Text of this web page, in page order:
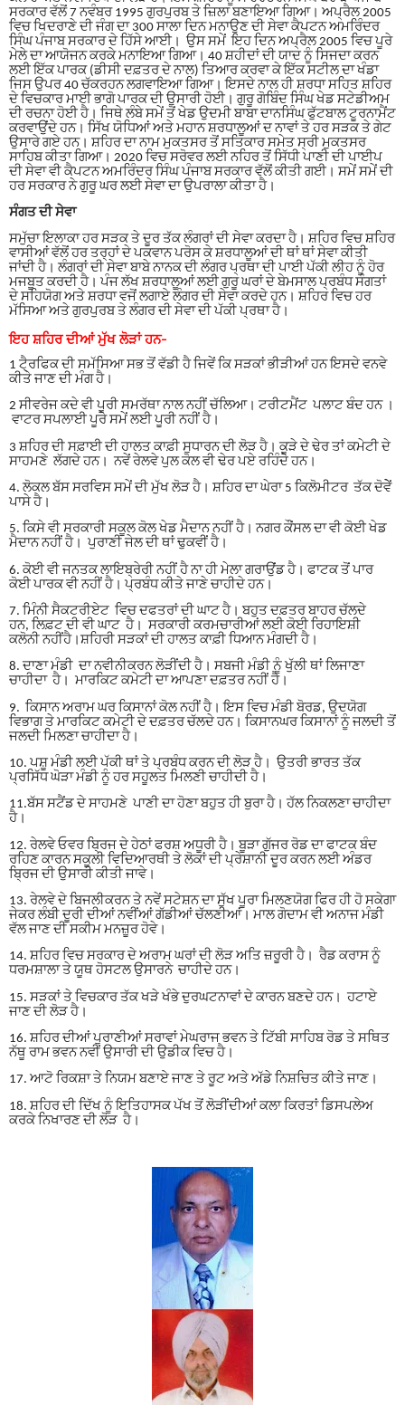
ਸਰਕਾਰ ਵੱਲੋਂ 7 ਨਵੰਬਰ 1995 ਗੁਰਪੁਰਬ ਤੇ ਜ਼ਿਲਾ ਬਣਾਇਆ ਗਿਆ। ਅਪ੍ਰੈਲ 2005
ਵਿਚ ਖਿਦਰਾਣੇ ਦੀ ਜੰਗ ਦਾ 300 ਸਾਲਾ ਦਿਨ ਮਨਾਉਣ ਦੀ ਸੇਵਾ ਕੈਪਟਨ ਅਮਰਿੰਦਰ
ਸਿੰਘ ਪੰਜਾਬ ਸਰਕਾਰ ਦੇ ਹਿੱਸੇ ਆਈ। ਉਸ ਸਮੇਂ ਇਹ ਦਿਨ ਅਪ੍ਰੈਲ 2005 ਵਿਚ ਪੂਰੇ
ਮੇਲੇ ਦਾ ਆਯੋਜਨ ਕਰਕੇ ਮਨਾਇਆ ਗਿਆ। 40 ਸ਼ਹੀਦਾਂ ਦੀ ਯਾਦ ਨੂੰ ਸਿਜਦਾ ਕਰਨ
ਲਈ ਇੱਕ ਪਾਰਕ (ਡੀਸੀ ਦਫ਼ਤਰ ਦੇ ਨਾਲ) ਤਿਆਰ ਕਰਵਾ ਕੇ ਇੱਕ ਸਟੀਲ ਦਾ ਖੰਡਾ
ਜਿਸ ਉਪਰ 40 ਚੱਕਰਹਨ ਲਗਵਾਇਆ ਗਿਆ। ਇਸਦੇ ਨਾਲ ਹੀ ਸ਼ਰਧਾ ਸਹਿਤ ਸ਼ਹਿਰ
ਦੇ ਵਿਚਕਾਰ ਮਾਈ ਭਾਗੋ ਪਾਰਕ ਦੀ ਉਸਾਰੀ ਹੋਈ। ਗੁਰੂ ਗੋਬਿੰਦ ਸਿੰਘ ਖੇਡ ਸਟੇਡੀਅਮ
ਦੀ ਰਚਨਾ ਹੋਈ ਹੈ। ਜਿਥੇ ਲੰਬੇ ਸਮੇਂ ਤੋਂ ਖੇਡ ਉਦਮੀ ਬਾਬਾ ਦਾਨਸਿੰਘ ਫੁੱਟਬਾਲ ਟੂਰਨਾਮੈਂਟ
ਕਰਵਾਉਂਦੇ ਹਨ। ਸਿੱਖ ਯੋਧਿਆਂ ਅਤੇ ਮਹਾਨ ਸ਼ਰਧਾਲੂਆਂ ਦ ਨਾਵਾਂ ਤੇ ਹਰ ਸੜਕ ਤੇ ਗੇਟ
ਉਸਾਰੇ ਗਏ ਹਨ। ਸ਼ਹਿਰ ਦਾ ਨਾਮ ਮੁਕਤਸਰ ਤੋਂ ਸਤਿਕਾਰ ਸਮੇਤ ਸ੍ਰੀ ਮੁਕਤਸਰ
ਸਾਹਿਬ ਕੀਤਾ ਗਿਆ। 2020 ਵਿਚ ਸਰੋਵਰ ਲਈ ਨਹਿਰ ਤੋਂ ਸਿੱਧੀ ਪਾਣੀ ਦੀ ਪਾਈਪ
ਦੀ ਸੇਵਾ ਵੀ ਕੈਪਟਨ ਅਮਰਿੰਦਰ ਸਿੰਘ ਪੰਜਾਬ ਸਰਕਾਰ ਵੱਲੋਂ ਕੀਤੀ ਗਈ। ਸਮੇਂ ਸਮੇਂ ਦੀ
ਹਰ ਸਰਕਾਰ ਨੇ ਗੁਰੂ ਘਰ ਲਈ ਸੇਵਾ ਦਾ ਉਪਰਾਲਾ ਕੀਤਾ ਹੈ।
ਸੰਗਤ ਦੀ ਸੇਵਾ
ਸਮੁੱਚਾ ਇਲਾਕਾ ਹਰ ਸੜਕ ਤੇ ਦੂਰ ਤੱਕ ਲੰਗਰਾਂ ਦੀ ਸੇਵਾ ਕਰਦਾ ਹੈ। ਸ਼ਹਿਰ ਵਿਚ ਸ਼ਹਿਰ
ਵਾਸੀਆਂ ਵੱਲੋਂ ਹਰ ਤਰ੍ਹਾਂ ਦੇ ਪਕਵਾਨ ਪਰੋਸ ਕੇ ਸ਼ਰਧਾਲੂਆਂ ਦੀ ਥਾਂ ਥਾਂ ਸੇਵਾ ਕੀਤੀ
ਜਾਂਦੀ ਹੈ। ਲੰਗਰਾਂ ਦੀ ਸੇਵਾ ਬਾਬੇ ਨਾਨਕ ਦੀ ਲੰਗਰ ਪ੍ਰਥਾ ਦੀ ਪਾਈ ਪੱਕੀ ਲੀਹ ਨੂੰ ਹੋਰ
ਮਜਬੂਤ ਕਰਦੀ ਹੈ। ਪੰਜ ਲੱਖ ਸ਼ਰਧਾਲੂਆਂ ਲਈ ਗੁਰੂ ਘਰਾਂ ਦੇ ਬੇਮਸਾਲ ਪ੍ਰਬੰਧ ਸੰਗਤਾਂ
ਦੇ ਸਹਿਯੋਗ ਅਤੇ ਸ਼ਰਧਾ ਵਜੋਂ ਲਗਾਏ ਲੰਗਰ ਦੀ ਸੇਵਾ ਕਰਦੇ ਹਨ। ਸ਼ਹਿਰ ਵਿਚ ਹਰ
ਮੱਸਿਆ ਅਤੇ ਗੁਰਪੁਰਬ ਤੇ ਲੰਗਰ ਦੀ ਸੇਵਾ ਦੀ ਪੱਕੀ ਪ੍ਰਥਾ ਹੈ।
ਇਹ ਸ਼ਹਿਰ ਦੀਆਂ ਮੁੱਖ ਲੋੜਾਂ ਹਨ-
1 ਟੈ੍ਰਫਿਕ ਦੀ ਸਮੱਸਿਆ ਸਭ ਤੋਂ ਵੱਡੀ ਹੈ ਜਿਵੇਂ ਕਿ ਸੜਕਾਂ ਭੀੜੀਆਂ ਹਨ ਇਸਦੇ ਵਨਵੇ
ਕੀਤੇ ਜਾਣ ਦੀ ਮੰਗ ਹੈ।
2 ਸੀਵਰੇਜ ਕਦੇ ਵੀ ਪੂਰੀ ਸਮਰੱਥਾ ਨਾਲ ਨਹੀਂ ਚੱਲਿਆ। ਟਰੀਟਮੈਂਟ ਪਲਾਟ ਬੰਦ ਹਨ ।
ਵਾਟਰ ਸਪਲਾਈ ਪੂਰੇ ਸਮੇਂ ਲਈ ਪੂਰੀ ਨਹੀਂ ਹੈ।
3 ਸ਼ਹਿਰ ਦੀ ਸਫ਼ਾਈ ਦੀ ਹਾਲਤ ਕਾਫ਼ੀ ਸੁਧਾਰਨ ਦੀ ਲੋੜ ਹੈ। ਕੂੜੇ ਦੇ ਢੇਰ ਤਾਂ ਕਮੇਟੀ ਦੇ
ਸਾਹਮਣੇ ਲੱਗਦੇ ਹਨ। ਨਵੇਂ ਰੇਲਵੇ ਪੁਲ ਕੋਲ ਵੀ ਢੇਰ ਪਏ ਰਹਿੰਦੇ ਹਨ।
4. ਲੋਕਲ ਬੱਸ ਸਰਵਿਸ ਸਮੇਂ ਦੀ ਮੁੱਖ ਲੋੜ ਹੈ।
ਸ਼ਹਿਰ ਦਾ ਘੇਰਾ 5 ਕਿਲੋਮੀਟਰ ਤੱਕ ਦੋਵੇੇਂ
ਪਾਸੇ ਹੈ।
5. ਕਿਸੇ ਵੀ ਸਰਕਾਰੀ ਸਕੂਲ ਕੋਲ ਖੇਡ ਮੈਦਾਨ ਨਹੀਂ ਹੈ। ਨਗਰ ਕੌਂਸਲ ਦਾ ਵੀ ਕੋਈ ਖੇਡ
ਮੈਦਾਨ ਨਹੀਂ ਹੈ। ਪੁਰਾਣੀ ਜੇਲ ਦੀ ਥਾਂ ਢੁਕਵੀਂ ਹੈ।
6. ਕੋਈ ਵੀ ਜਨਤਕ ਲਾਇਬ੍ਰੇਰੀ ਨਹੀਂ ਹੈ ਨਾ ਹੀ ਮੇਲਾ ਗਰਾਉਂਡ ਹੈ। ਫਾਟਕ ਤੋਂ ਪਾਰ
ਕੋਈ ਪਾਰਕ ਵੀ ਨਹੀਂ ਹੈ। ਪ੍ਰਬੰਧ ਕੀਤੇ ਜਾਣੇ ਚਾਹੀਦੇ ਹਨ।
7. ਮਿੰਨੀ ਸੈਕਟਰੀਏਟ ਵਿਚ ਦਫਤਰਾਂ ਦੀ ਘਾਟ ਹੈ।
ਬਹੁਤ ਦਫ਼ਤਰ ਬਾਹਰ ਚੱਲਦੇ
ਹਨ, ਲਿਫ਼ਟ ਦੀ ਵੀ ਘਾਟ ਹੈ।
ਸਰਕਾਰੀ ਕਰਮਚਾਰੀਆਂ ਲਈ ਕੋਈ ਰਿਹਾਇਸ਼ੀ
ਕਲੋਨੀ ਨਹੀਂਹੈ। ਸ਼ਹਿਰੀ ਸੜਕਾਂ ਦੀ ਹਾਲਤ ਕਾਫ਼ੀ ਧਿਆਨ ਮੰਗਦੀ ਹੈ।
8. ਦਾਣਾ ਮੰਡੀ ਦਾ ਨਵੀਨੀਕਰਨ ਲੋੜੀਂਦੀ ਹੈ। ਸਬਜੀ ਮੰਡੀ ਨੂੰ ਖੁੱਲੀ ਥਾਂ ਲਿਜਾਣਾ
ਚਾਹੀਦਾ ਹੈ। ਮਾਰਕਿਟ ਕਮੇਟੀ ਦਾ ਆਪਣਾ ਦਫ਼ਤਰ ਨਹੀਂ ਹੈ।
9. ਕਿਸਾਨ ਅਰਾਮ ਘਰ ਕਿਸਾਨਾਂ ਕੋਲ ਨਹੀਂ ਹੈ। ਇਸ ਵਿਚ ਮੰਡੀ ਬੋਰਡ, ਉਦਯੋਗ
ਵਿਭਾਗ ਤੇ ਮਾਰਕਿਟ ਕਮੇਟੀ ਦੇ ਦਫ਼ਤਰ ਚੱਲਦੇ ਹਨ। ਕਿਸਾਨਘਰ ਕਿਸਾਨਾਂ ਨੂੰ ਜਲਦੀ ਤੋਂ
ਜਲਦੀ ਮਿਲਣਾ ਚਾਹੀਦਾ ਹੈ।
10. ਪਸ਼ੂ ਮੰਡੀ ਲਈ ਪੱਕੀ ਥਾਂ ਤੇ ਪ੍ਰਬੰਧ ਕਰਨ ਦੀ ਲੋੜ ਹੈ।
ਉਤਰੀ ਭਾਰਤ ਤੱਕ
ਪ੍ਰਸਿੱਧ ਘੋੜਾ ਮੰਡੀ ਨੂੰ ਹਰ ਸਹੂਲਤ ਮਿਲਣੀ ਚਾਹੀਦੀ ਹੈ।
11.ਬੱਸ ਸਟੈਂਡ ਦੇ ਸਾਹਮਣੇ ਪਾਣੀ ਦਾ ਹੋਣਾ ਬਹੁਤ ਹੀ ਬੁਰਾ ਹੈ। ਹੱਲ ਨਿਕਲਣਾ ਚਾਹੀਦਾ
ਹੈ।
12. ਰੇਲਵੇ ਓਵਰ ਬ੍ਰਿਜ ਦੇ ਹੇਠਾਂ ਫਰਸ਼ ਅਧੂਰੀ ਹੈ। ਬੂੜਾ ਗੁੱਜਰ ਰੋਡ ਦਾ ਫਾਟਕ ਬੰਦ
ਰਹਿਣ ਕਾਰਨ ਸਕੂਲੀ ਵਿਦਿਆਰਥੀ ਤੇ ਲੋਕਾਂ ਦੀ ਪ੍ਰੇਸ਼ਾਨੀ ਦੂਰ ਕਰਨ ਲਈ ਅੰਡਰ
ਬ੍ਰਿਜ ਦੀ ਉਸਾਰੀ ਕੀਤੀ ਜਾਵੇ।
13. ਰੇਲਵੇ ਦੇ ਬਿਜਲੀਕਰਨ ਤੇ ਨਵੇਂ ਸਟੇਸ਼ਨ ਦਾ ਸੁੱਖ ਪੂਰਾ ਮਿਲਣਯੋਗ ਫਿਰ ਹੀ ਹੋ ਸਕੇਗਾ
ਜੇਕਰ ਲੰਬੀ ਦੂਰੀ ਦੀਆਂ ਨਵੀਂਆਂ ਗੱਡੀਆਂ ਚੱਲਣੀਆਂ।
ਮਾਲ ਗੋਦਾਮ ਵੀ ਅਨਾਜ ਮੰਡੀ
ਵੱਲ ਜਾਣ ਦੀ ਸਕੀਮ ਮਨਜ਼ੂਰ ਹੋਵੇ।
14. ਸ਼ਹਿਰ ਵਿਚ ਸਰਕਾਰ ਦੇ ਅਰਾਮ ਘਰਾਂ ਦੀ ਲੋੜ ਅਤਿ ਜ਼ਰੂਰੀ ਹੈ।
ਰੈਡ ਕਰਾਸ ਨੂੰ
ਧਰਮਸ਼ਾਲਾ ਤੇ ਯੂਥ ਹੋਸਟਲ ਉਸਾਰਨੇ ਚਾਹੀਦੇ ਹਨ।
15. ਸੜਕਾਂ ਤੇ ਵਿਚਕਾਰ ਤੱਕ ਖੜੇ ਖੰਭੇ ਦੁਰਘਟਨਾਵਾਂ ਦੇ ਕਾਰਨ ਬਣਦੇ ਹਨ। ਹਟਾਏ
ਜਾਣ ਦੀ ਲੋੜ ਹੈ।
16. ਸ਼ਹਿਰ ਦੀਆਂ ਪੁਰਾਣੀਆਂ ਸਰਾਵਾਂ ਮੇਘਰਾਜ ਭਵਨ ਤੇ ਟਿੱਬੀ ਸਾਹਿਬ ਰੋਡ ਤੇ ਸਥਿਤ
ਨੱਥੂ ਰਾਮ ਭਵਨ ਨਵੀਂ ਉਸਾਰੀ ਦੀ ਉਡੀਕ ਵਿਚ ਹੈ।
17. ਆਟੋ ਰਿਕਸ਼ਾ ਤੇ ਨਿਯਮ ਬਣਾਏ ਜਾਣ ਤੇ ਰੂਟ ਅਤੇ ਅੱਡੇ ਨਿਸ਼ਚਿਤ ਕੀਤੇ ਜਾਣ ।
18. ਸ਼ਹਿਰ ਦੀ ਦਿੱਖ ਨੂੰ ਇਤਿਹਾਸਕ ਪੱਖ ਤੋਂ ਲੋੜੀਂਦੀਆਂ ਕਲਾ ਕਿਰਤਾਂ ਡਿਸਪਲੇਅ
ਕਰਕੇ ਨਿਖਾਰਣ ਦੀ ਲੋੜ ਹੈ।